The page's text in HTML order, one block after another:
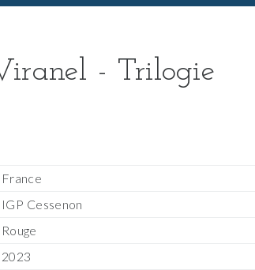
- Trilogie
France
IGP Cessenon
Rouge
2023